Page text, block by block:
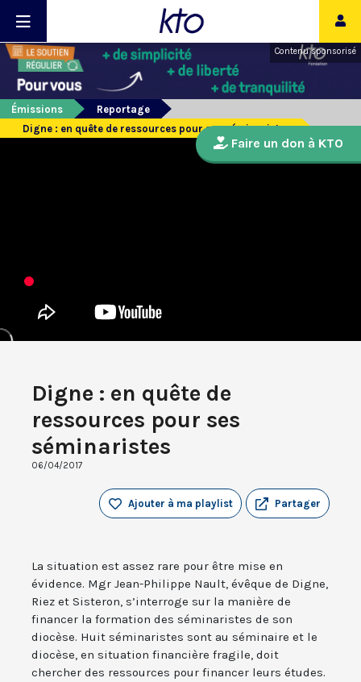
Contenu sponsorisé
Émissions
Reportage
Digne : en quête de ressources pour ses séminaristes
Digne : en quête de
ressources pour ses
séminaristes
06/04/2017
Partager
Ajouter à ma playlist
La situation est assez rare pour être mise en
évidence. Mgr Jean-Philippe Nault, évêque de Digne,
Riez et Sisteron, s’interroge sur la manière de
financer la formation des séminaristes de son
diocèse. Huit séminaristes sont au séminaire et le
diocèse, en situation financière fragile, doit
chercher des ressources pour financer leurs études.
Faire un don à KTO